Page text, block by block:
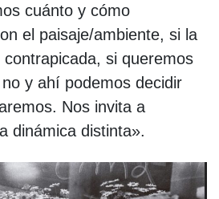
cuánto y cómo
el paisaje/ambiente, si la
si queremos
y ahí podemos decidir
Nos invita a
dinámica distinta».